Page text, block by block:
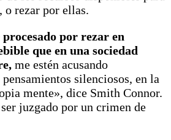
o rezar por ellas.
por rezar en
que en una sociedad
me estén acusando
silenciosos, en la
mente», dice Smith Connor.
juzgado por un crimen de